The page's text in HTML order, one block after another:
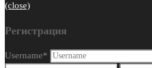
(close)
Регистрация
Username*